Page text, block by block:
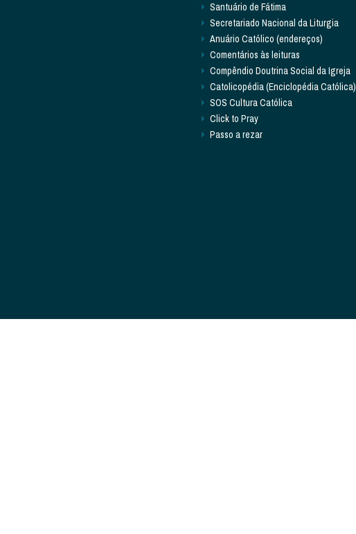
Santuário de Fátima
Secretariado Nacional da Liturgia
Anuário Católico (endereços)
Comentários às leituras
Compêndio Doutrina Social da Igreja
Catolicopédia (Enciclopédia Católica)
SOS Cultura Católica
Click to Pray
Passo a rezar